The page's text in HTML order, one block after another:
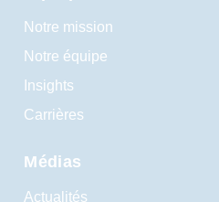
Notre mission
Notre équipe
Insights
Carrières
Médias
Actualités